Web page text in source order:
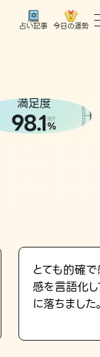
占い記事 今日の運勢
満足度
98.1※1
%
とても的確
感を言語化
に落ちました